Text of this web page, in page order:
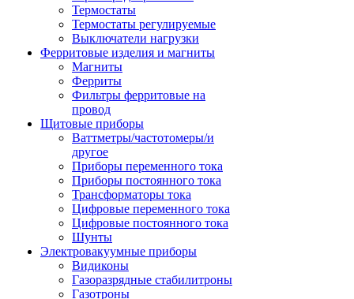
Термостаты
Термостаты регулируемые
Выключатели нагрузки
Ферритовые изделия и магниты
Магниты
Ферриты
Фильтры ферритовые на
провод
Щитовые приборы
Ваттметры/частотомеры/и
другое
Приборы переменного тока
Приборы постоянного тока
Трансформаторы тока
Цифровые переменного тока
Цифровые постоянного тока
Шунты
Электровакуумные приборы
Видиконы
Газоразрядные стабилитроны
Газотроны